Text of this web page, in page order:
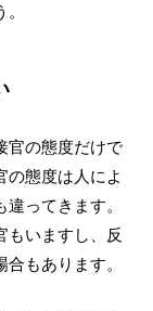
官の態度だけで
の態度は人によ
ってきます。
もいますし、反
もあります。